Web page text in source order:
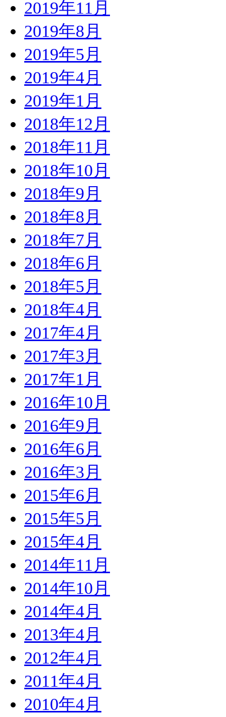
2019年11月
2019年8月
2019年5月
2019年4月
2019年1月
2018年12月
2018年11月
2018年10月
2018年9月
2018年8月
2018年7月
2018年6月
2018年5月
2018年4月
2017年4月
2017年3月
2017年1月
2016年10月
2016年9月
2016年6月
2016年3月
2015年6月
2015年5月
2015年4月
2014年11月
2014年10月
2014年4月
2013年4月
2012年4月
2011年4月
2010年4月